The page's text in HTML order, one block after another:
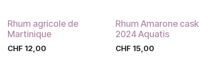
Rhum agricole de
Martinique
CHF 12,00
Rhum Amarone cask
2024 Aquatis
CHF 15,00